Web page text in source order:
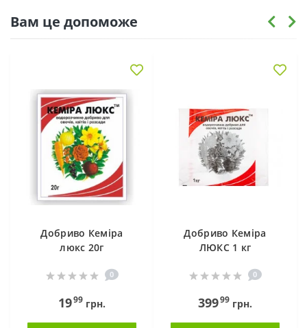
Вам це допоможе
Добриво Кеміра
люкс 20г
0
1999 грн.
Добриво Кеміра
ЛЮКС 1 кг
0
39999 грн.